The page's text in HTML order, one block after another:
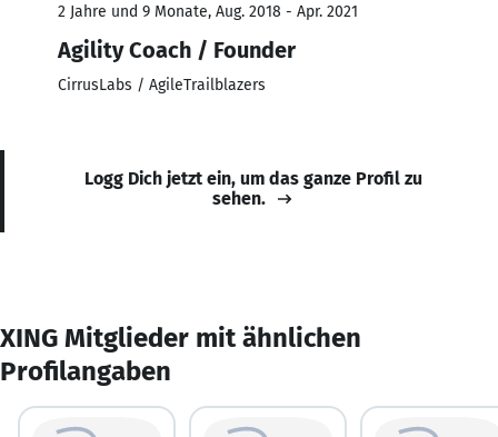
2 Jahre und 9 Monate, Aug. 2018 - Apr. 2021
Agility Coach / Founder
CirrusLabs / AgileTrailblazers
Logg Dich jetzt ein, um das ganze Profil zu
sehen.
XING Mitglieder mit ähnlichen
Profilangaben